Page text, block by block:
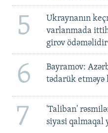
5
Ukraynanın
varlanmada
girov ödəməlidir
6
Bayramov:
tədarük etməyə
7
'Taliban'
siyasi qalmaqal